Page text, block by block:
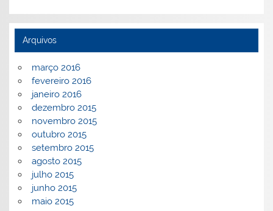
Arquivos
março 2016
fevereiro 2016
janeiro 2016
dezembro 2015
novembro 2015
outubro 2015
setembro 2015
agosto 2015
julho 2015
junho 2015
maio 2015